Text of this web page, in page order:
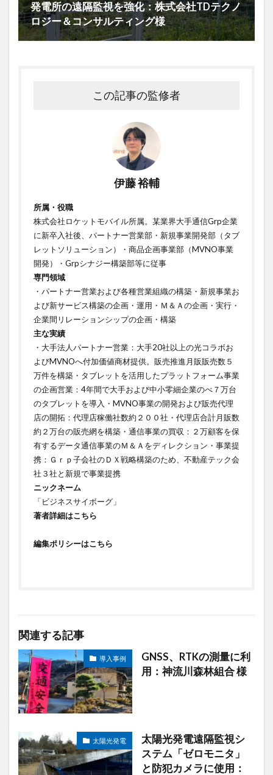
発電所の遠隔監視を強化：株式会社TDテクノ
ロジー＆コンサルティング様
この記事の監修者
伊藤 裕輔
所属・役職
株式会社ロケットモバイル所属。某業界大手通信Grp企業
に新卒入社後、パートナー営業部・新規事業開発部（タブ
レットソリューション）・商品企画事業部（MVNO事業
開発）・Grpシナジー構築部等に従事
専門領域
・パートナー営業および各種営業組織の構築・新規事業お
よび新サービス構築の企画・運用・Ｍ＆Ａの企画・実行・
企業間リレーションシップの企画・構築ㅤㅤㅤㅤㅤㅤㅤㅤ
主な実績
・大手法人パートナー営業：大手20社以上の光コラボお
よびMVNOへ付加価値商材提供。販売推進月販販売数５
万件を構築・タブレットを活用したプラットフォーム事業
の企画営業：4年間で大手および中小零細企業のべ７万台
のタブレットを導入・MVNO事業の開発および販売代理
店の開拓：代理店稼働社数約２００社・代理店合計月販数
約２万台の販売網を構築・通信事業の買収：２万顧客を保
有するデータ通信事業のＭ＆Ａをディレクション・事業提
携：Ｇｒｐ子会社のＤＸ戦略構築のため、不動産テック会
社３社と新規で事業提携
ニックネーム
「ビジネスサイボーグ」
著者詳細はこちら
編集ポリシーはこちら
関連する記事
導入事例
GNSS、RTKの測量に利
用：神流川森林組合 様
太陽光発電
太陽光発電遠隔監視シ
ステム「ゼロモニタ」
と防犯カメラに使用：